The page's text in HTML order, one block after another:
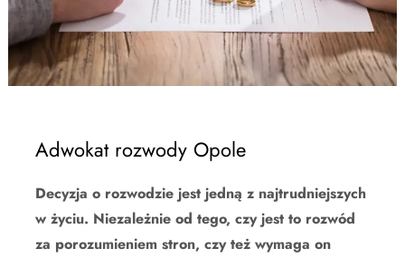
Adwokat rozwody Opole
Decyzja o rozwodzie jest jedną z najtrudniejszych
w życiu. Niezależnie od tego, czy jest to rozwód
za porozumieniem stron, czy też wymaga on